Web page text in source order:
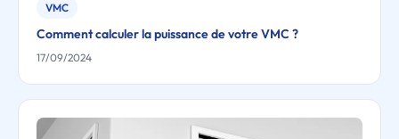
VMC
Comment calculer la puissance de votre VMC ?
17/09/2024